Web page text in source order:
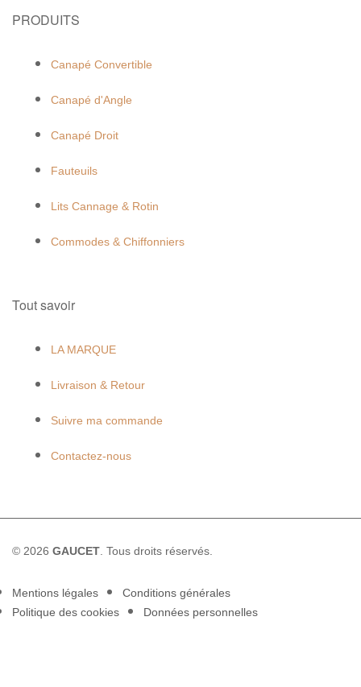
PRODUITS
Canapé Convertible
Canapé d'Angle
Canapé Droit
Fauteuils
Lits Cannage & Rotin
Commodes & Chiffonniers
Tout savoir
LA MARQUE
Livraison & Retour
Suivre ma commande
Contactez-nous
© 2026 GAUCET. Tous droits réservés.
Mentions légales
Conditions générales
Politique des cookies
Données personnelles